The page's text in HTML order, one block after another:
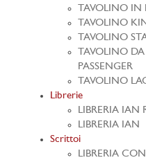
TAVOLINO IN
TAVOLINO
TAVOLINO
TAVOLINO
PASSENGER
TAVOLINO
Librerie
LIBRERIA IAN
LIBRERIA IAN
Scrittoi
LIBRERIA